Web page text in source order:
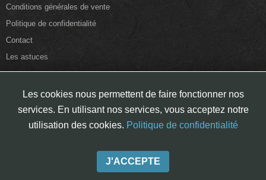
Conditions générales de vente
Politique de confidentialité
Contact
Les astuces
Copyright © 2026 Christian Drouet - Tous droits
Les cookies nous permettent de faire fonctionner nos
services. En utilisant nos services, vous acceptez notre
utilisation des cookies. Politique de confidentialité
J'ACCEPTE